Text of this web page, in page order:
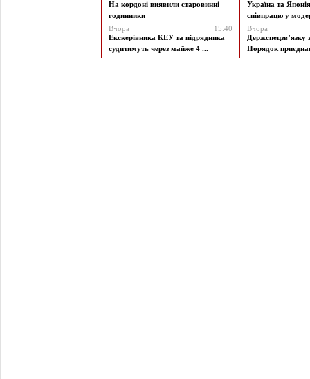
На кордоні виявили старовинні
годинники
Вчора
15:40
Екскерівника КЕУ та підрядника
судитимуть через майже 4 ...
Україна та
співпрацю у
Вчора
Держспецзв’язку
Порядок